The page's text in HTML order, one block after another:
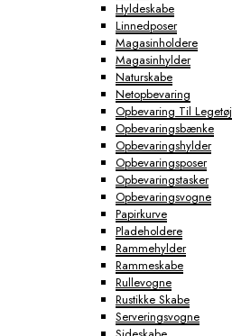
Hyldeskabe
Linnedposer
Magasinholdere
Magasinhylder
Naturskabe
Netopbevaring
Opbevaring Til Legetøj
Opbevaringsbænke
Opbevaringshylder
Opbevaringsposer
Opbevaringstasker
Opbevaringsvogne
Papirkurve
Pladeholdere
Rammehylder
Rammeskabe
Rullevogne
Rustikke Skabe
Serveringsvogne